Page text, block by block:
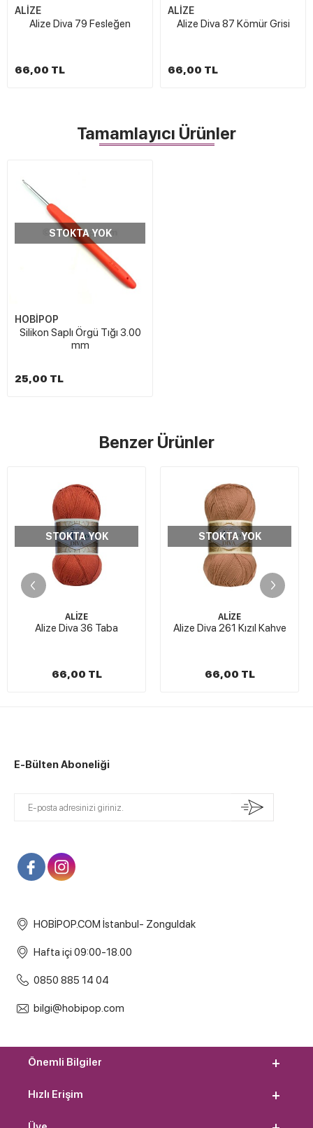
ALİZE
Alize Diva 79 Fesleğen
66,00 TL
ALİZE
Alize Diva 87 Kömür Grisi
66,00 TL
Tamamlayıcı Ürünler
STOKTA YOK
HOBİPOP
Silikon Saplı Örgü Tığı 3.00
mm
25,00 TL
Benzer Ürünler
STOKTA YOK
ALİZE
Alize Diva 36 Taba
66,00 TL
STOKTA YOK
ALİZE
Alize Diva 261 Kızıl Kahve
66,00 TL
E-Bülten Aboneliği
HOBİPOP.COM İstanbul- Zonguldak
Hafta içi 09:00-18.00
0850 885 14 04
bilgi@hobipop.com
Önemli Bilgiler
Hızlı Erişim